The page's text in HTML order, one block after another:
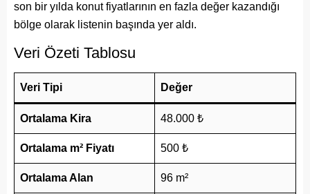
son bir yılda konut fiyatlarının en fazla değer kazandığı
bölge olarak listenin başında yer aldı.
Veri Özeti Tablosu
Veri Tipi Değer
Ortalama Kira 48.000 ₺
Ortalama m² Fiyatı 500 ₺
Ortalama Alan 96 m²